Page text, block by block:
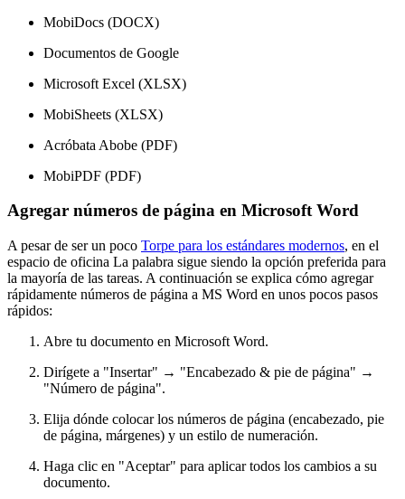
MobiDocs (DOCX)
Documentos de Google
Microsoft Excel (XLSX)
MobiSheets (XLSX)
Acróbata Abobe (PDF)
MobiPDF (PDF)
Agregar números de página en Microsoft Word
A pesar de ser un poco Torpe para los estándares modernos, en el
espacio de oficina La palabra sigue siendo la opción preferida para
la mayoría de las tareas. A continuación se explica cómo agregar
rápidamente números de página a MS Word en unos pocos pasos
rápidos:
Abre tu documento en Microsoft Word.
Dirígete a "Insertar" → "Encabezado & pie de página" →
"Número de página".
Elija dónde colocar los números de página (encabezado, pie
de página, márgenes) y un estilo de numeración.
Haga clic en "Aceptar" para aplicar todos los cambios a su
documento.